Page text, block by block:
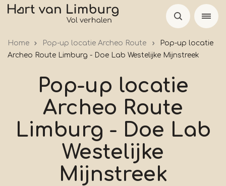
Overslaan
Home Pop-up locatie Archeo Route
Pop-up locatie
Archeo Route Limburg - Doe Lab Westelijke Mijnstreek
Pop-up locatie
Archeo Route
Limburg - Doe Lab
Westelijke
Mijnstreek